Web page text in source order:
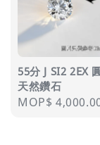
55分 J SI2 2EX
天然鑽石
Regular
MOP$